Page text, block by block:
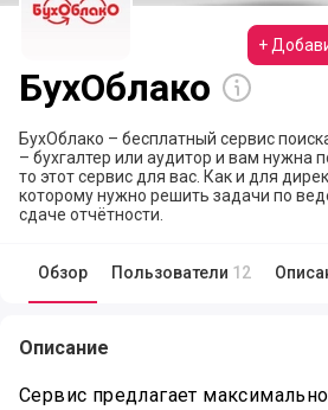
+
БухОблако
БухОблако – бесплатный сервис
– бухгалтер или аудитор и вам нужна
то этот сервис для вас. Как и для
которому нужно решить задачи по
сдаче отчётности.
Обзор Пользователи 12
Описание
Сервис предлагает